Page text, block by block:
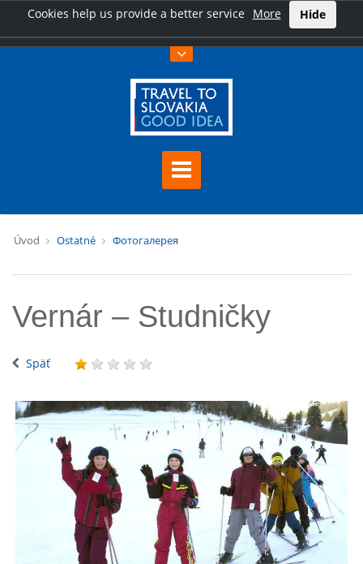
Cookies help us provide a better service More Hide
Úvod Ostatné Фотогалерея
Vernár – Studničky
Späť